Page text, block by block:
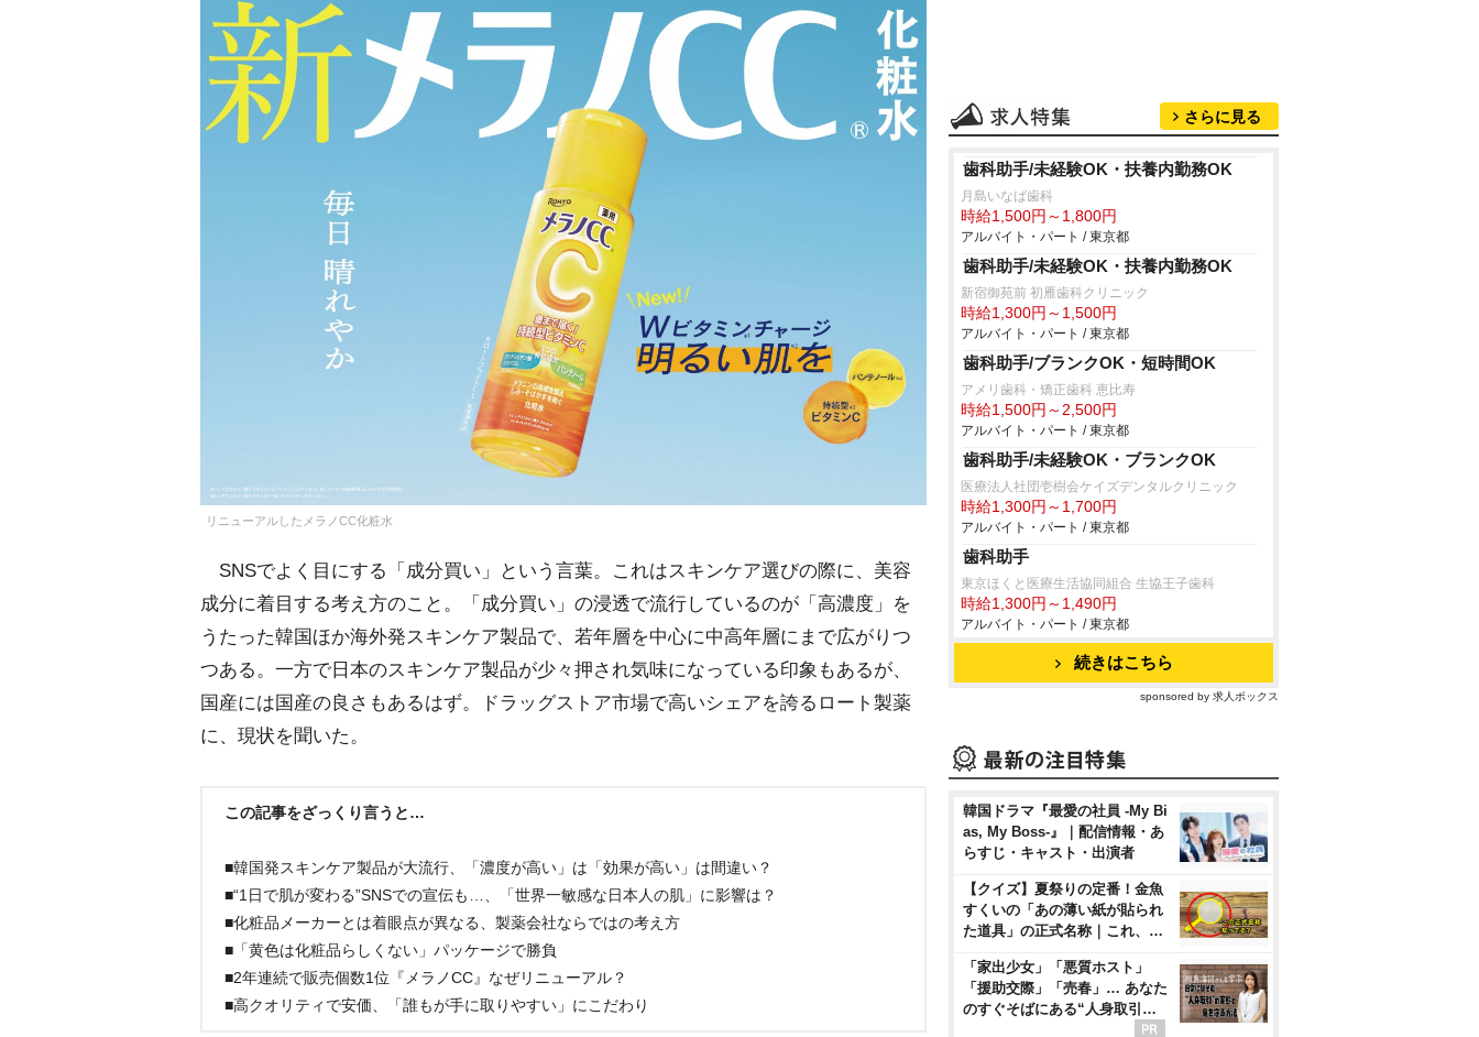
リニューアルしたメラノCC化粧水
SNSでよく目にする「成分買い」という言葉。これはスキンケア選びの際に、美容
成分に着目する考え方のこと。「成分買い」の浸透で流行しているのが「高濃度」を
うたった韓国ほか海外発スキンケア製品で、若年層を中心に中高年層にまで広がりつ
つある。一方で日本のスキンケア製品が少々押され気味になっている印象もあるが、
国産には国産の良さもあるはず。ドラッグストア市場で高いシェアを誇るロート製薬
に、現状を聞いた。
この記事をざっくり言うと…
■韓国発スキンケア製品が大流行、「濃度が高い」は「効果が高い」は間違い？
■“1日で肌が変わる”SNSでの宣伝も…、「世界一敏感な日本人の肌」に影響は？
■化粧品メーカーとは着眼点が異なる、製薬会社ならではの考え方
■「黄色は化粧品らしくない」パッケージで勝負
■2年連続で販売個数1位『メラノCC』なぜリニューアル？
■高クオリティで安価、「誰もが手に取りやすい」にこだわり
さらに見る
歯科助手/未経験OK・扶養内勤務OK
月島いなば歯科
時給1,500円～1,800円
アルバイト・パート / 東京都
歯科助手/未経験OK・扶養内勤務OK
新宿御苑前 初雁歯科クリニック
時給1,300円～1,500円
アルバイト・パート / 東京都
歯科助手/ブランクOK・短時間OK
アメリ歯科・矯正歯科 恵比寿
時給1,500円～2,500円
アルバイト・パート / 東京都
歯科助手/未経験OK・ブランクOK
医療法人社団壱樹会ケイズデンタルクリニック
時給1,300円～1,700円
アルバイト・パート / 東京都
歯科助手
東京ほくと医療生活協同組合 生協王子歯科
時給1,300円～1,490円
アルバイト・パート / 東京都
続きはこちら
sponsored by 求人ボックス
韓国ドラマ『最愛の社員 -My Bi
as, My Boss-』｜配信情報・あ
らすじ・キャスト・出演者
【クイズ】夏祭りの定番！金魚
すくいの「あの薄い紙が貼られ
た道具」の正式名称｜これ、…
「家出少女」「悪質ホスト」
「援助交際」「売春」… あなた
のすぐそばにある“人身取引…